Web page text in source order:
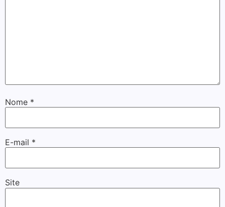
Nome *
E-mail *
Site